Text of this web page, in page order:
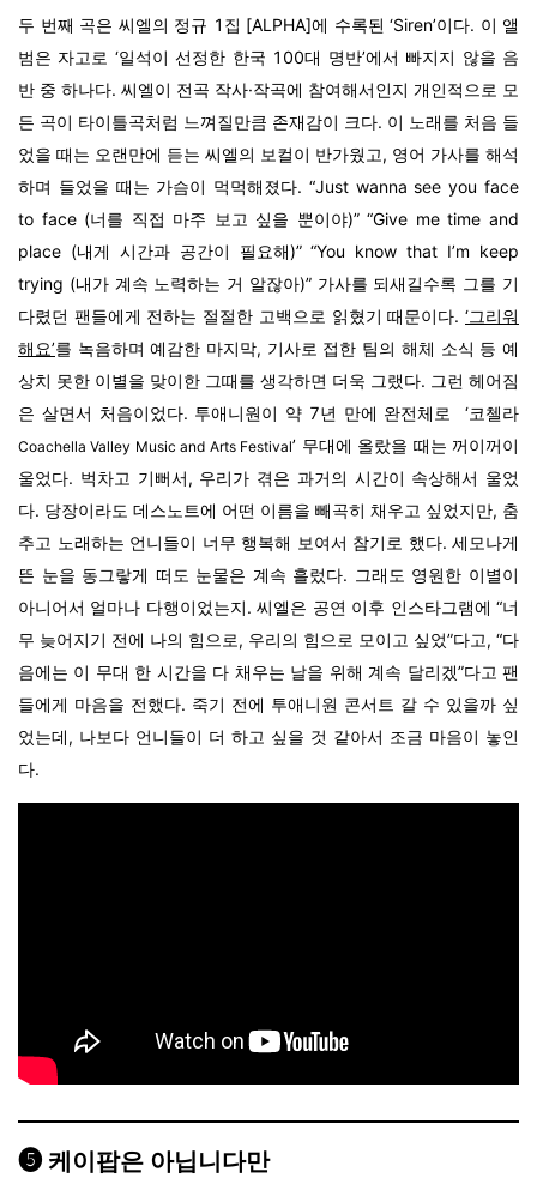
두 번째 곡은 씨엘의 정규 1집 [ALPHA]에 수록된 ‘Siren’이다. 이 앨
범은 자고로 ‘일석이 선정한 한국 100대 명반’에서 빠지지 않을 음
반 중 하나다. 씨엘이 전곡 작사·작곡에 참여해서인지 개인적으로 모
든 곡이 타이틀곡처럼 느껴질만큼 존재감이 크다. 이 노래를 처음 들
었을 때는 오랜만에 듣는 씨엘의 보컬이 반가웠고, 영어 가사를 해석
하며 들었을 때는 가슴이 먹먹해졌다. “Just wanna see you face
to face (너를 직접 마주 보고 싶을 뿐이야)” “Give me time and
place (내게 시간과 공간이 필요해)” “You know that I’m keep
trying (내가 계속 노력하는 거 알잖아)” 가사를 되새길수록 그를 기
다렸던 팬들에게 전하는 절절한 고백으로 읽혔기 때문이다. ‘그리워
해요’를 녹음하며 예감한 마지막, 기사로 접한 팀의 해체 소식 등 예
상치 못한 이별을 맞이한 그때를 생각하면 더욱 그랬다. 그런 헤어짐
은 살면서 처음이었다. 투애니원이 약 7년 만에 완전체로 ‘코첼라
Coachella Valley Music and Arts Festival’ 무대에 올랐을 때는 꺼이꺼이
울었다. 벅차고 기뻐서, 우리가 겪은 과거의 시간이 속상해서 울었
다. 당장이라도 데스노트에 어떤 이름을 빼곡히 채우고 싶었지만, 춤
추고 노래하는 언니들이 너무 행복해 보여서 참기로 했다. 세모나게
뜬 눈을 동그랗게 떠도 눈물은 계속 흘렀다. 그래도 영원한 이별이
아니어서 얼마나 다행이었는지. 씨엘은 공연 이후 인스타그램에 “너
무 늦어지기 전에 나의 힘으로, 우리의 힘으로 모이고 싶었”다고, “다
음에는 이 무대 한 시간을 다 채우는 날을 위해 계속 달리겠”다고 팬
들에게 마음을 전했다. 죽기 전에 투애니원 콘서트 갈 수 있을까 싶
었는데, 나보다 언니들이 더 하고 싶을 것 같아서 조금 마음이 놓인
다.
❺ 케이팝은 아닙니다만